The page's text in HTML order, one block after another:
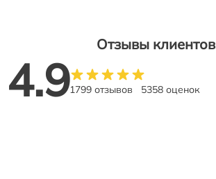
Отзывы клиентов
4.91799 отзывов 5358 оценок